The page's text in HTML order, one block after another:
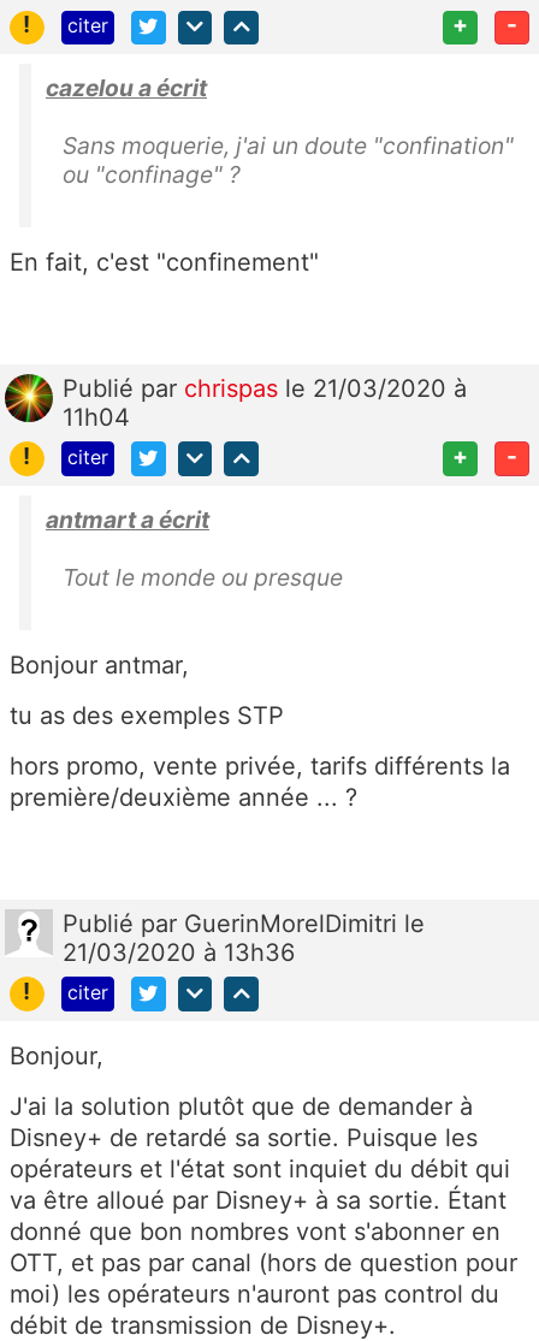
!
citer + -
cazelou a écrit
Sans moquerie, j'ai un doute "confination"
ou "confinage" ?
En fait, c'est "confinement"
Publié par chrispas le 21/03/2020 à
11h04
!
citer + -
antmart a écrit
Tout le monde ou presque
Bonjour antmar,
tu as des exemples STP
hors promo, vente privée, tarifs différents la
première/deuxième année ... ?
Publié par GuerinMorelDimitri le
21/03/2020 à 13h36
!
citer
Bonjour,
J'ai la solution plutôt que de demander à
Disney+ de retardé sa sortie. Puisque les
opérateurs et l'état sont inquiet du débit qui
va être alloué par Disney+ à sa sortie. Étant
donné que bon nombres vont s'abonner en
OTT, et pas par canal (hors de question pour
moi) les opérateurs n'auront pas control du
débit de transmission de Disney+.